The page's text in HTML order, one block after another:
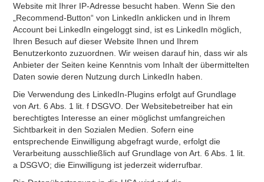
Website mit Ihrer IP-Adresse besucht haben. Wenn Sie den
„Recommend-Button“ von LinkedIn anklicken und in Ihrem
Account bei LinkedIn eingeloggt sind, ist es LinkedIn möglich,
Ihren Besuch auf dieser Website Ihnen und Ihrem
Benutzerkonto zuzuordnen. Wir weisen darauf hin, dass wir als
Anbieter der Seiten keine Kenntnis vom Inhalt der übermittelten
Daten sowie deren Nutzung durch LinkedIn haben.
Die Verwendung des LinkedIn-Plugins erfolgt auf Grundlage
von Art. 6 Abs. 1 lit. f DSGVO. Der Websitebetreiber hat ein
berechtigtes Interesse an einer möglichst umfangreichen
Sichtbarkeit in den Sozialen Medien. Sofern eine
entsprechende Einwilligung abgefragt wurde, erfolgt die
Verarbeitung ausschließlich auf Grundlage von Art. 6 Abs. 1 lit.
a DSGVO; die Einwilligung ist jederzeit widerrufbar.